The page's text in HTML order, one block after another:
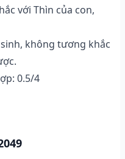
với Thìn của con,
không tương khắc
0.5/4